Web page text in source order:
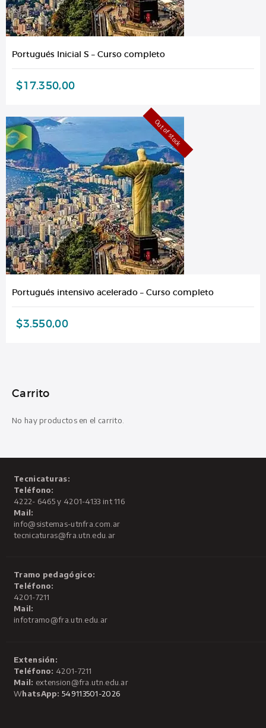
Portugués Inicial S – Curso completo
$17.350,00
Out of stock
Portugués intensivo acelerado – Curso completo
$3.550,00
Carrito
No hay productos en el carrito.
Tecnicaturas:
Teléfono:
4222- 6465 y 4201-4133 int 116
Mail:
info@sistemas-utnfra.com.ar
tecnicaturas@fra.utn.edu.ar
Tramo pedagógico:
Teléfono:
4201-7211
Mail:
infotramo@fra.utn.edu.ar
Extensión:
Teléfono: 4201-7211
Mail: extension@fra.utn.edu.ar
WhatsApp: 549113501-2026